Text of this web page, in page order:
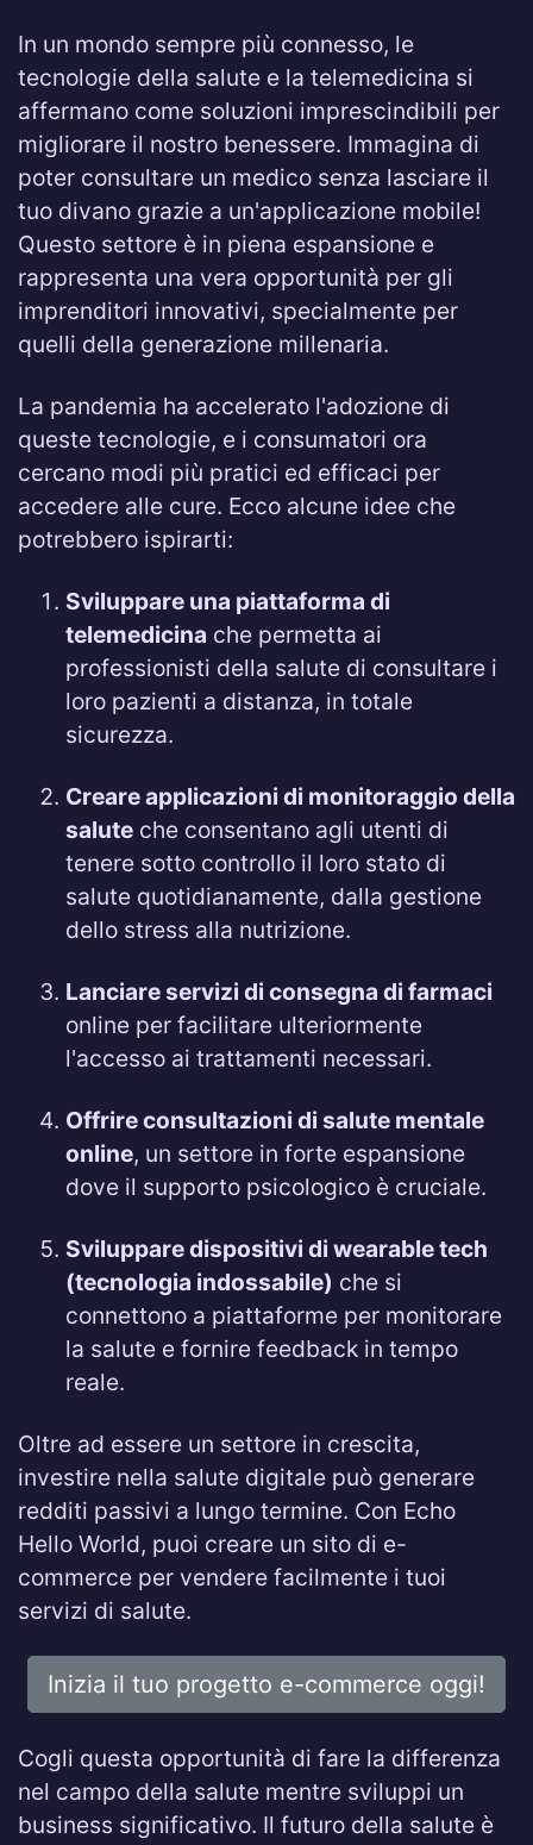
In un mondo sempre più connesso, le
tecnologie della salute e la telemedicina si
affermano come soluzioni imprescindibili per
migliorare il nostro benessere. Immagina di
poter consultare un medico senza lasciare il
tuo divano grazie a un'applicazione mobile!
Questo settore è in piena espansione e
rappresenta una vera opportunità per gli
imprenditori innovativi, specialmente per
quelli della generazione millenaria.
La pandemia ha accelerato l'adozione di
queste tecnologie, e i consumatori ora
cercano modi più pratici ed efficaci per
accedere alle cure. Ecco alcune idee che
potrebbero ispirarti:
Sviluppare una piattaforma di
telemedicina che permetta ai
professionisti della salute di consultare i
loro pazienti a distanza, in totale
sicurezza.
Creare applicazioni di monitoraggio della
salute che consentano agli utenti di
tenere sotto controllo il loro stato di
salute quotidianamente, dalla gestione
dello stress alla nutrizione.
Lanciare servizi di consegna di farmaci
online per facilitare ulteriormente
l'accesso ai trattamenti necessari.
Offrire consultazioni di salute mentale
online, un settore in forte espansione
dove il supporto psicologico è cruciale.
Sviluppare dispositivi di wearable tech
(tecnologia indossabile) che si
connettono a piattaforme per monitorare
la salute e fornire feedback in tempo
reale.
Oltre ad essere un settore in crescita,
investire nella salute digitale può generare
redditi passivi a lungo termine. Con Echo
Hello World, puoi creare un sito di e-
commerce per vendere facilmente i tuoi
servizi di salute.
Inizia il tuo progetto e-commerce oggi!
Cogli questa opportunità di fare la differenza
nel campo della salute mentre sviluppi un
business significativo. Il futuro della salute è